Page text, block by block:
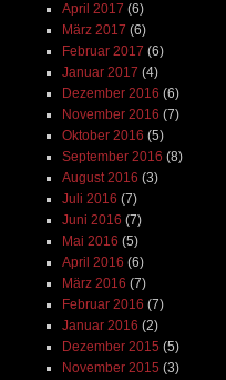
April 2017 (6)
März 2017 (6)
Februar 2017 (6)
Januar 2017 (4)
Dezember 2016 (6)
November 2016 (7)
Oktober 2016 (5)
September 2016 (8)
August 2016 (3)
Juli 2016 (7)
Juni 2016 (7)
Mai 2016 (5)
April 2016 (6)
März 2016 (7)
Februar 2016 (7)
Januar 2016 (2)
Dezember 2015 (5)
November 2015 (3)